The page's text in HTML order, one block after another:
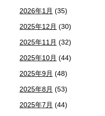
2026年1月 (35)
2025年12月 (30)
2025年11月 (32)
2025年10月 (44)
2025年9月 (48)
2025年8月 (53)
2025年7月 (44)